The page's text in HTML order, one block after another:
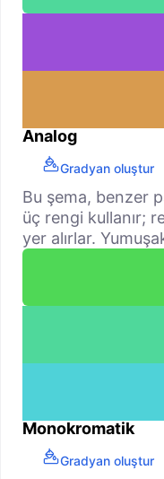
Analog
Gradyan oluştur
Bu şema, benzer
üç rengi kullanır;
yer alırlar.
Monokromatik
Gradyan oluştur